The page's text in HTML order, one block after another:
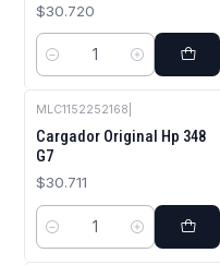
$30.720
Cantidad
MLC1152252168
Cargador Original Hp 348
G7
$30.711
Cantidad